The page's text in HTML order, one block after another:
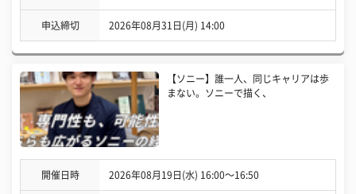
申込締切 2026年08月31日(月) 14:00
【ソニー】誰一人、同じキャリアは歩
まない。ソニーで描く、
開催日時 2026年08月19日(水) 16:00〜16:50